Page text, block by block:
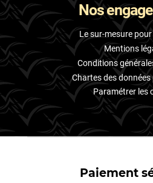
Nos
Le sur-mesure
Mentions
Conditions
Chartes des données
Paramétrer les
Paiement